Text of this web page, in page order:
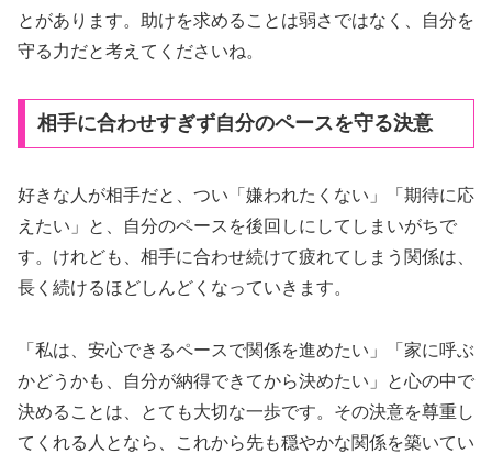
とがあります。助けを求めることは弱さではなく、自分を
守る力だと考えてくださいね。
相手に合わせすぎず自分のペースを守る決意
好きな人が相手だと、つい「嫌われたくない」「期待に応
えたい」と、自分のペースを後回しにしてしまいがちで
す。けれども、相手に合わせ続けて疲れてしまう関係は、
長く続けるほどしんどくなっていきます。
「私は、安心できるペースで関係を進めたい」「家に呼ぶ
かどうかも、自分が納得できてから決めたい」と心の中で
決めることは、とても大切な一歩です。その決意を尊重し
てくれる人となら、これから先も穏やかな関係を築いてい